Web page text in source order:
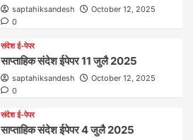
saptahiksandesh
October 12, 2025
0
संदेश ई-पेपर
साप्ताहिक संदेश ईपेपर 11 जुलै 2025
saptahiksandesh
October 12, 2025
0
संदेश ई-पेपर
साप्ताहिक संदेश ईपेपर 4 जुलै 2025